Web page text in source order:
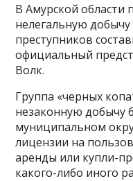
В Амурской области
нелегальную
преступников
официальный
Волк.
Группа «черных
незаконную добычу
муниципальном
лицензии на
аренды или купли-
какого-либо иного